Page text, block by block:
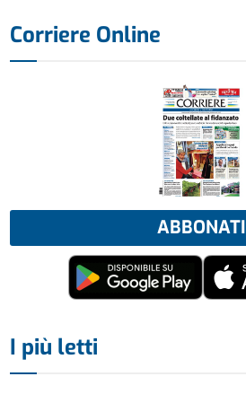
Corriere Online
ABBONATI
I più letti